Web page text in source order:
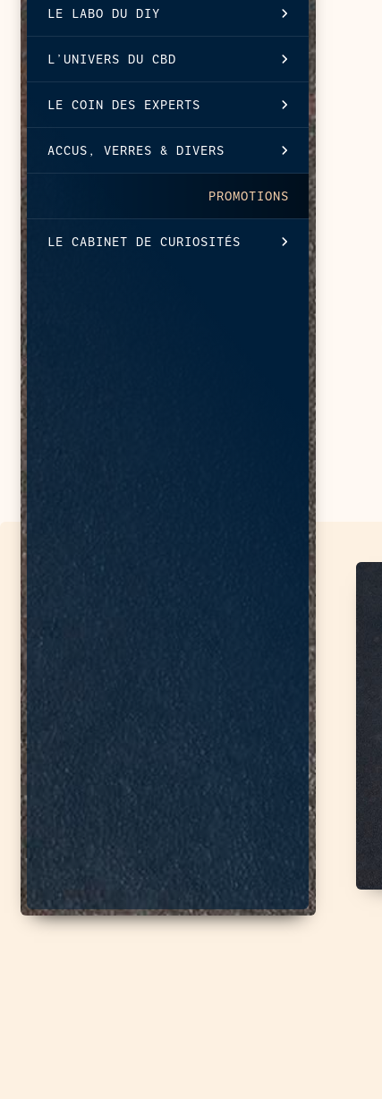
LE LABO DU DIY
L’UNIVERS DU CBD
LE COIN DES EXPERTS
ACCUS, VERRES & DIVERS
PROMOTIONS
LE CABINET DE CURIOSITÉS